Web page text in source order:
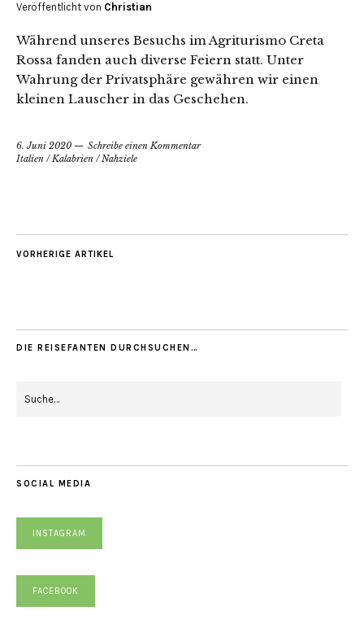
Veröffentlicht von Christian
Während unseres Besuchs im Agriturismo Creta
Rossa fanden auch diverse Feiern statt. Unter
Wahrung der Privatsphäre gewähren wir einen
kleinen Lauscher in das Geschehen.
6. Juni 2020
Schreibe einen Kommentar
Italien /Kalabrien /Nahziele
VORHERIGE ARTIKEL
DIE REISEFANTEN DURCHSUCHEN…
SOCIAL MEDIA
INSTAGRAM
FACEBOOK